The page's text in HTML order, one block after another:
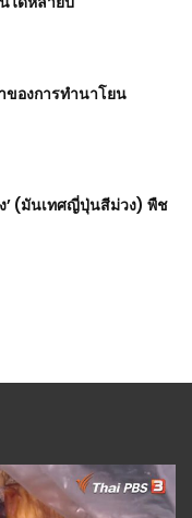
ของการทำนาโยน
’ (มันเทศญี่ปุ่นสีม่วง) พืช